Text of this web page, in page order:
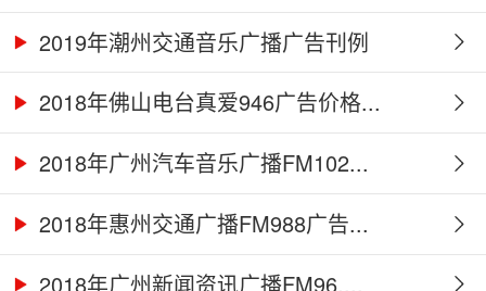
2019年潮州交通音乐广播广告刊例
2018年佛山电台真爱946广告价格...
2018年广州汽车音乐广播FM102...
2018年惠州交通广播FM988广告...
2018年广州新闻资讯广播FM96....